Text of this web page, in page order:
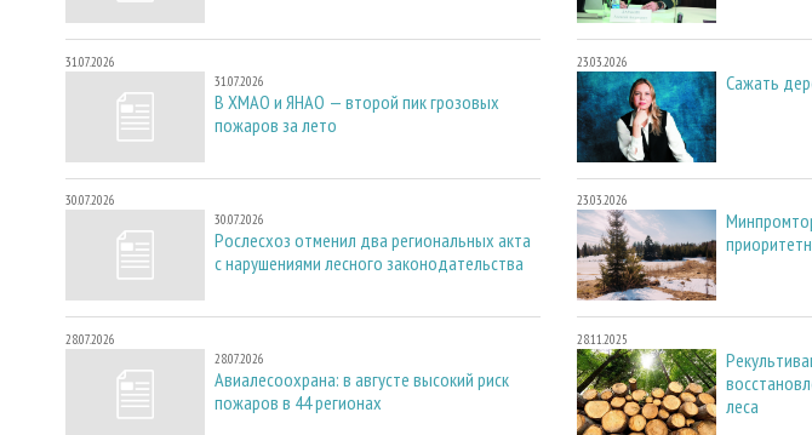
31.07.2026
31.07.2026
В ХМАО и ЯНАО — второй пик грозовых
пожаров за лето
30.07.2026
30.07.2026
Рослесхоз отменил два региональных акта
с нарушениями лесного законодательства
28.07.2026
28.07.2026
Авиалесоохрана: в августе высокий риск
пожаров в 44 регионах
23.03.2026
Сажать
23.03.2026
28.11.2025
леса